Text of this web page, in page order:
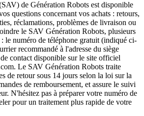
de Génération Robots est disponible
questions concernant vos achats : retours,
réclamations, problèmes de livraison ou
le SAV Génération Robots, plusieurs
le numéro de téléphone gratuit (indiqué ci-
recommandé à l'adresse du siège
contact disponible sur le site officiel
Le SAV Génération Robots traite
de retour sous 14 jours selon la loi sur la
de remboursement, et assure le suivi
N'hésitez pas à préparer votre numéro de
pour un traitement plus rapide de votre